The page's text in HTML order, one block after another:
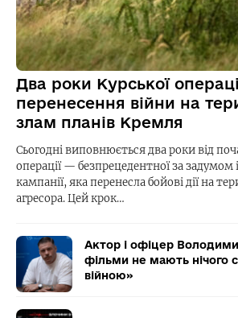
Два роки Курської
перенесення війни на
злам планів Кремля
Сьогодні виповнюється два роки від
операції — безпрецедентної за
кампанії, яка перенесла бойові дії на
агресора. Цей крок…
Актор і офіцер
фільми не мають нічого
війною»